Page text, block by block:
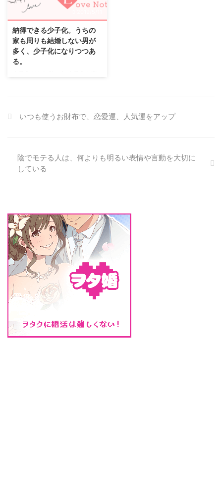
とお付き合いするニュースが多い
です。 これってすごいことで
す。 昔ならば芸能人は芸能人同
士で結婚っていう枠組みがありま
した。 そんな枠組みが完全に取
りはら割ってかっこよく付き合っ
てます。 前澤社長や剛力さんも
納得できる少子化。うちの
家も周りも結婚しない男が
多く、少子化になりつつあ
る。
うちの兄は、46歳、弟は41歳。
ただ、うちの母親がだけが心配し
ているような状況です。 僕のま
わりでも少子化を感じる 僕は、
もどりました。 子供は二人で、
13歳の男の子と10歳の女の子が
います。 うちの元妻 ...
いつも使うお財布で、恋愛運、人気運をアップ
陰でモテる人は、何よりも明るい表情や言動を大切に
している